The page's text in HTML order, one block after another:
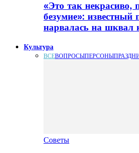
«Это так некрасиво,
безумие»: известный
нарвалась на шквал
Культура
ВСЕВОПРОСЫПЕРСОНЫ
Советы